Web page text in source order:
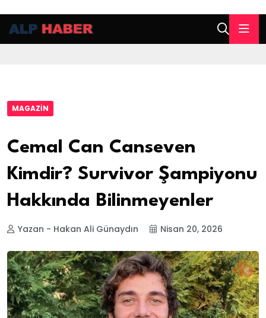
MAGAZIN
Cemal Can Canseven
Kimdir? Survivor Şampiyonu
Hakkında Bilinmeyenler
Yazan - Hakan Ali Günaydın Nisan 20, 2026